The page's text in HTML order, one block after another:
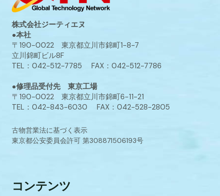
株式会社ジーティエヌ
●本社
〒190-0022 東京都立川市錦町1-8-7
立川錦町ビル8F
TEL：042-512-7785 FAX：042-512-7786
●修理品受付先 東京工場
〒190-0022 東京都立川市錦町6-11-21
TEL：042-843-6030 FAX：042-528-2805
古物営業法に基づく表示
東京都公安委員会許可 第308871506193号
コンテンツ